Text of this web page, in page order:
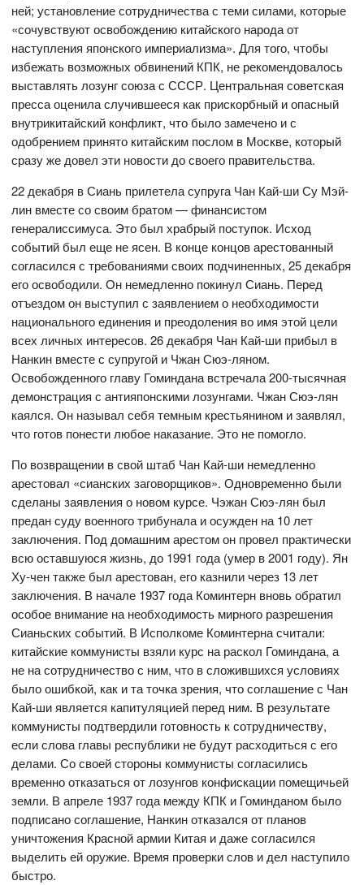
ней; установление сотрудничества с теми силами, которые
«сочувствуют освобождению китайского народа от
наступления японского империализма». Для того, чтобы
избежать возможных обвинений КПК, не рекомендовалось
выставлять лозунг союза с СССР. Центральная советская
пресса оценила случившееся как прискорбный и опасный
внутрикитайский конфликт, что было замечено и с
одобрением принято китайским послом в Москве, который
сразу же довел эти новости до своего правительства.
22 декабря в Сиань прилетела супруга Чан Кай-ши Су Мэй-
лин вместе со своим братом — финансистом
генералиссимуса. Это был храбрый поступок. Исход
событий был еще не ясен. В конце концов арестованный
согласился с требованиями своих подчиненных, 25 декабря
его освободили. Он немедленно покинул Сиань. Перед
отъездом он выступил с заявлением о необходимости
национального единения и преодоления во имя этой цели
всех личных интересов. 26 декабря Чан Кай-ши прибыл в
Нанкин вместе с супругой и Чжан Сюэ-ляном.
Освобожденного главу Гоминдана встречала 200-тысячная
демонстрация с антияпонскими лозунгами. Чжан Сюэ-лян
каялся. Он называл себя темным крестьянином и заявлял,
что готов понести любое наказание. Это не помогло.
По возвращении в свой штаб Чан Кай-ши немедленно
арестовал «сианских заговорщиков». Одновременно были
сделаны заявления о новом курсе. Чэжан Сюэ-лян был
предан суду военного трибунала и осужден на 10 лет
заключения. Под домашним арестом он провел практически
всю оставшуюся жизнь, до 1991 года (умер в 2001 году). Ян
Ху-чен также был арестован, его казнили через 13 лет
заключения. В начале 1937 года Коминтерн вновь обратил
особое внимание на необходимость мирного разрешения
Сианьских событий. В Исполкоме Коминтерна считали:
китайские коммунисты взяли курс на раскол Гоминдана, а
не на сотрудничество с ним, что в сложившихся условиях
было ошибкой, как и та точка зрения, что соглашение с Чан
Кай-ши является капитуляцией перед ним. В результате
коммунисты подтвердили готовность к сотрудничеству,
если слова главы республики не будут расходиться с его
делами. Со своей стороны коммунисты согласились
временно отказаться от лозунгов конфискации помещичьей
земли. В апреле 1937 года между КПК и Гоминданом было
подписано соглашение, Нанкин отказался от планов
уничтожения Красной армии Китая и даже согласился
выделить ей оружие. Время проверки слов и дел наступило
быстро.